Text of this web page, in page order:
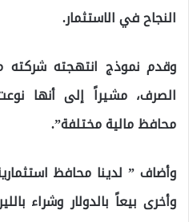
النجاح في الاستثمار.
وقدم نموذج انتهجته شركته
الصرف، مشيراً إلى أنها
محافظ مالية مختلفة”.
وأضاف ” لدينا محافظ
وأخرى بيعاً بالدولار وشراء